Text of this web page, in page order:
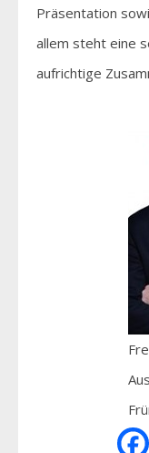
Präsentation
allem steht eine
aufrichtige